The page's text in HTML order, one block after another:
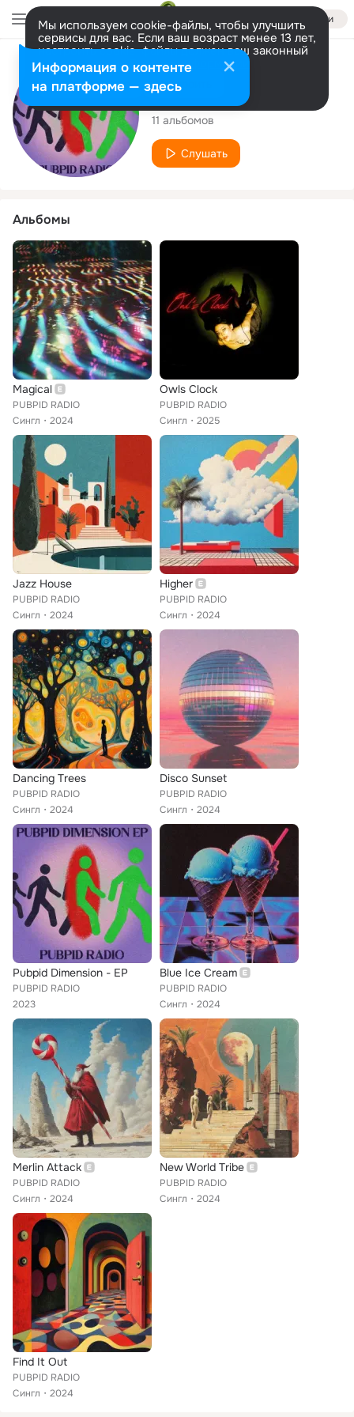
Войти
Мы используем cookie-файлы, чтобы улучшить
сервисы для вас. Если ваш возраст менее 13 лет,
настроить cookie-файлы должен ваш законный
представитель. Больше информации
Разрешить все Настроить
Исполнитель
PUBPID RADIO
11 альбомов
Слушать
Альбомы
Magical
PUBPID RADIO
Сингл
2024
Owls Clock
PUBPID RADIO
Сингл
2025
Jazz House
PUBPID RADIO
Сингл
2024
Higher
PUBPID RADIO
Сингл
2024
Dancing Trees
PUBPID RADIO
Сингл
2024
Disco Sunset
PUBPID RADIO
Сингл
2024
Pubpid Dimension - EP
PUBPID RADIO
2023
Blue Ice Cream
PUBPID RADIO
Сингл
2024
Merlin Attack
PUBPID RADIO
Сингл
2024
New World Tribe
PUBPID RADIO
Сингл
2024
Find It Out
PUBPID RADIO
Сингл
2024
Информация о контенте
на платформе — здесь